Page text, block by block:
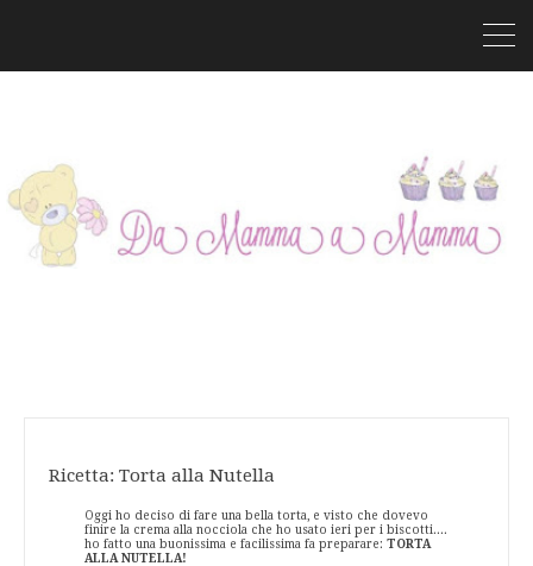
Ricetta: Torta alla Nutella
Oggi ho deciso di fare una bella torta, e visto che dovevo
finire la crema alla nocciola che ho usato ieri per i biscotti....
ho fatto una buonissima e facilissima fa preparare: TORTA
ALLA NUTELLA!